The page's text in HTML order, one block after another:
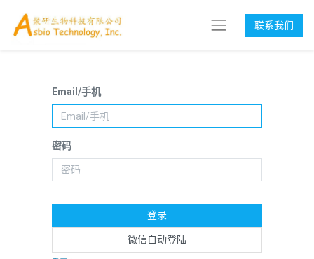
联系我们
Email/手机
密码
登录
微信自动登陆